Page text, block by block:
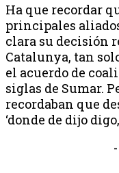
Ha que recordar
principales
clara su decisión
Catalunya, tan
el acuerdo de
siglas de Sumar.
recordaban que
‘donde de dijo